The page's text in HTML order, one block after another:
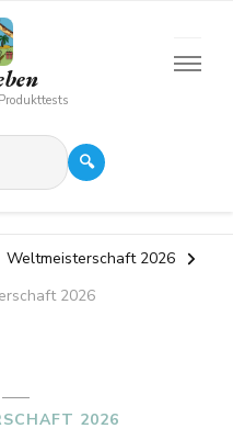
🔍
Weltmeisterschaft 2026
2026
2026